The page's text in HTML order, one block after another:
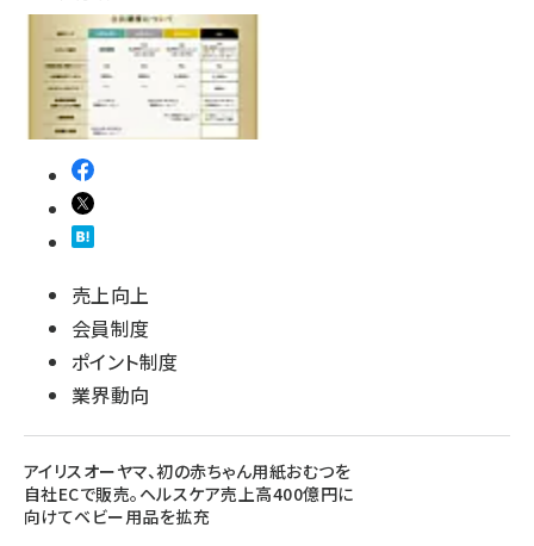
売上向上
会員制度
ポイント制度
業界動向
アイリスオーヤマ、初の赤ちゃん用紙おむつを
自社ECで販売。ヘルスケア売上高400億円に
向けてベビー用品を拡充